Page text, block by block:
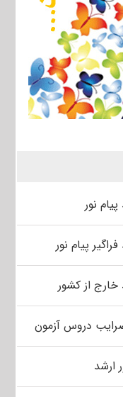
نور
پیام نور
از کشور
دروس آزمون
ارشد